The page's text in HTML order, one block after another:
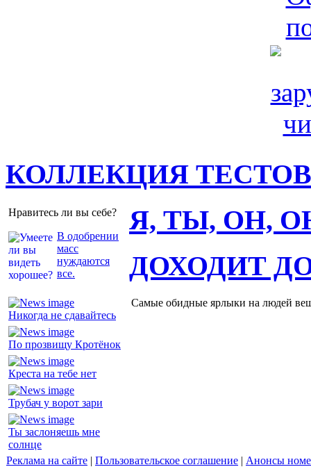
КОЛЛЕКЦИЯ ТЕСТОВ
Нравитесь ли вы себе?
В одобрении
масс
нуждаются
все.
Я, ТЫ, ОН,
Никогда не сдавайтесь
По прозвищу Кротёнок
Креста на тебе нет
Трубач у ворот зари
Ты заслоняешь мне
солнце
ДОХОДИТ
Самые обидные ярлыки на людей
Реклама на сайте | Пользовательское соглашение | Анонсы